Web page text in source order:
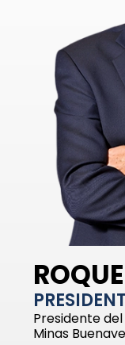
Presidente
Minas